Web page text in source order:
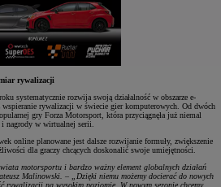
rywalizacji
systematycznie rozwija swoją działalność w obszarze e-
rywalizacji w świecie gier komputerowych. Od dwóch
gry Forza Motorsport, która przyciągnęła już niemal
nagrody w wirtualnej serii.
online planowane jest dalsze rozwijanie formuły, zwiększenie
dla graczy chcących doskonalić swoje umiejętności.
motorsportu i bardzo ważny element globalnych działań
Malinowski. – „Dzięki niemu możemy docierać do nowych
na wysokim poziomie. W nowym sezonie chcemy